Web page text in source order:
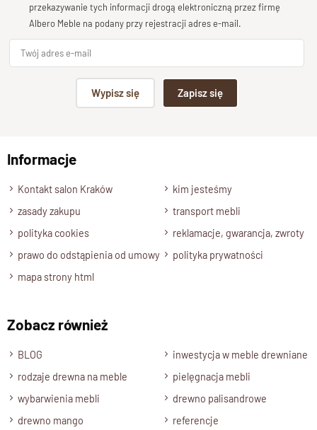
40 cm
szuflada na prowadnicach drewnianych
Podpis
Wyślij opinię
przekazywanie tych informacji drogą elektroniczną przez firmę
Albero Meble na podany przy rejestracji adres e-mail.
Wypisz się Zapisz się
Informacje
Kontakt salon Kraków
kim jesteśmy
zasady zakupu
transport mebli
polityka cookies
reklamacje, gwarancja, zwroty
prawo do odstąpienia od umowy
polityka prywatności
mapa strony html
Zobacz również
BLOG
inwestycja w meble drewniane
rodzaje drewna na meble
pielęgnacja mebli
wybarwienia mebli
drewno palisandrowe
drewno mango
referencje